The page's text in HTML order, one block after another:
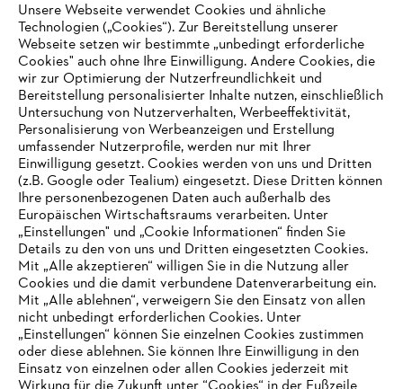
Online Shop
Service
Allgemeine Geschäftsbedingungen Datenschutz
Impressum Cookies Rechtliche Informationen
STIHL Vertriebszentrale AG & Co. KG, D-64807 Dieburg
IHR BROWSER WIRD NICHT
UNTERSTÜTZT
Unsere Webseite verwendet Cookies und ähnliche
Technologien („Cookies“). Zur Bereitstellung unserer
Webseite setzen wir bestimmte „unbedingt erforderliche
Cookies" auch ohne Ihre Einwilligung. Andere Cookies, die
wir zur Optimierung der Nutzerfreundlichkeit und
Bereitstellung personalisierter Inhalte nutzen, einschließlich
Untersuchung von Nutzerverhalten, Werbeeffektivität,
Personalisierung von Werbeanzeigen und Erstellung
umfassender Nutzerprofile, werden nur mit Ihrer
Einwilligung gesetzt. Cookies werden von uns und Dritten
(z.B. Google oder Tealium) eingesetzt. Diese Dritten können
Ihre personenbezogenen Daten auch außerhalb des
Europäischen Wirtschaftsraums verarbeiten. Unter
„Einstellungen" und „Cookie Informationen“ finden Sie
Details zu den von uns und Dritten eingesetzten Cookies.
Mit „Alle akzeptieren“ willigen Sie in die Nutzung aller
Cookies und die damit verbundene Datenverarbeitung ein.
Mit „Alle ablehnen“, verweigern Sie den Einsatz von allen
nicht unbedingt erforderlichen Cookies. Unter
„Einstellungen“ können Sie einzelnen Cookies zustimmen
oder diese ablehnen. Sie können Ihre Einwilligung in den
Einsatz von einzelnen oder allen Cookies jederzeit mit